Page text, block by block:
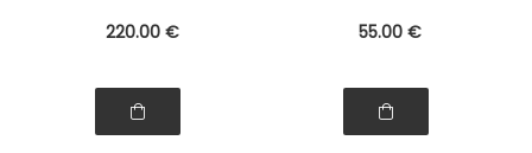
220.00 €
55.00 €